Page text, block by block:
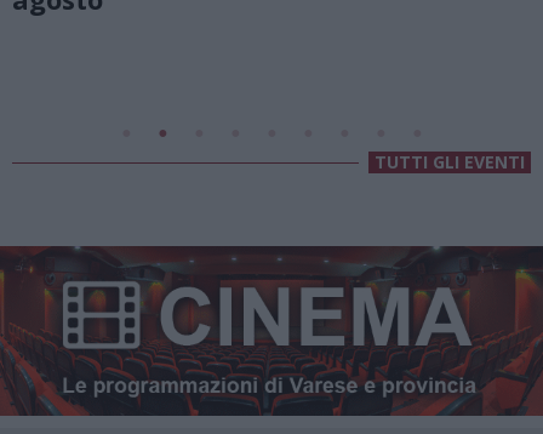
Valsolda
TUTTI GLI EVENTI